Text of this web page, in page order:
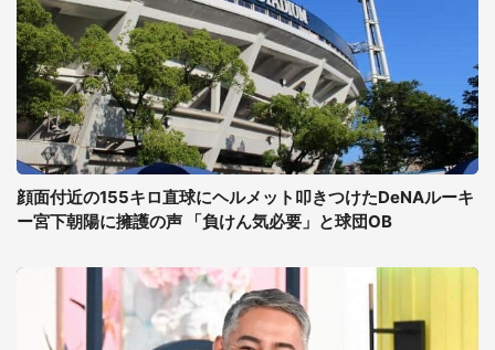
顔面付近の155キロ直球にヘルメット叩きつけたDeNAルーキ
ー宮下朝陽に擁護の声 「負けん気必要」と球団OB